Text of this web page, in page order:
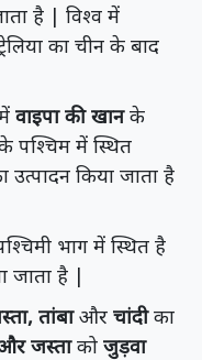
है | विश्व में
का चीन के बाद
वाइपा की खानके
पश्चिम में स्थित
उत्पादन किया जाता है
भाग में स्थित है
जाता है |
तांबाऔर चांदीका
जस्ताको जुड़वा